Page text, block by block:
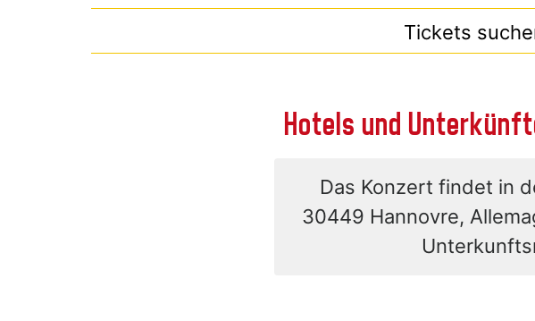
Tickets
Hotels und
Das Konzert findet in
30449 Hannovre,